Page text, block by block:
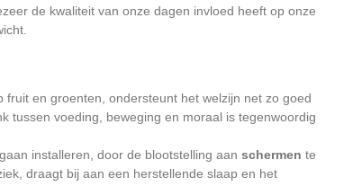
de kwaliteit van onze dagen invloed heeft op onze
fruit en groenten, ondersteunt het welzijn net zo goed
tussen voeding, beweging en moraal is tegenwoordig
installeren, door de blootstelling aan schermen te
draagt bij aan een herstellende slaap en het